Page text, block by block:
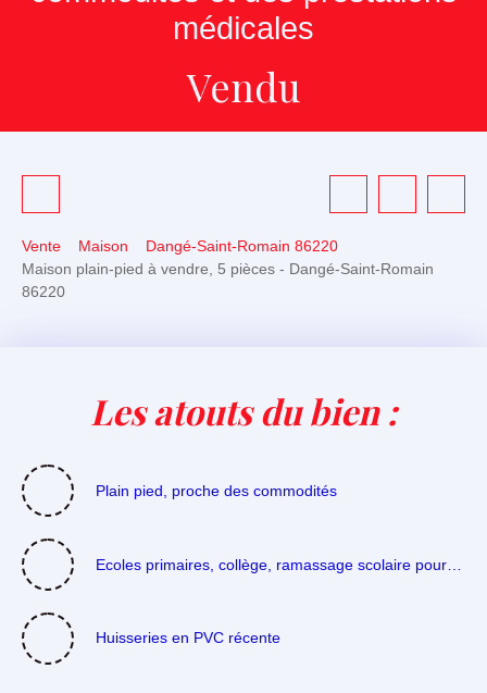
médicales
Vendu
Vente Maison
Dangé-Saint-Romain 86220
Maison plain-pied à vendre, 5 pièces - Dangé-Saint-Romain
86220
Les atouts du bien :
Plain pied, proche des commodités
Ecoles primaires, collège, ramassage scolaire pour le lycée
Huisseries en PVC récente